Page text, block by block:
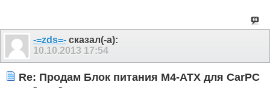
-=zds=- сказал(-а):
10.10.2013 17:54
Re: Продам Блок питания M4-ATX для CarPC